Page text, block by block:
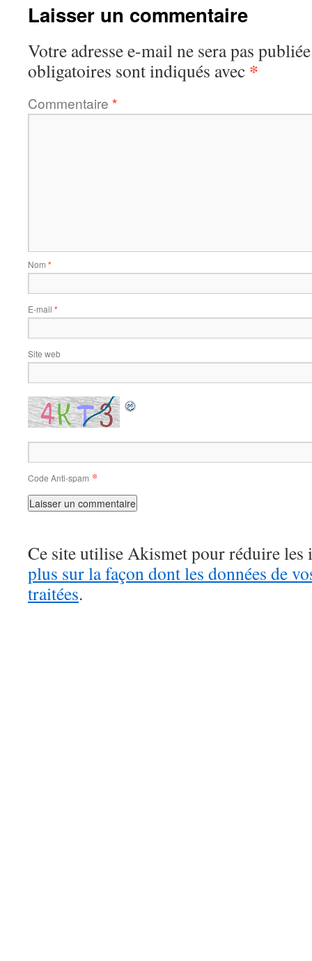
Laisser un commentaire
Votre adresse e-mail ne sera pas
obligatoires sont indiqués avec *
Commentaire *
Nom *
E-mail *
Site web
Code Anti-spam *
Ce site utilise Akismet pour réduire les
plus sur la façon dont les données de
traitées.